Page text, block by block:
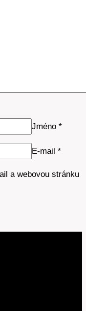
Jméno *
E-mail *
a webovou stránku